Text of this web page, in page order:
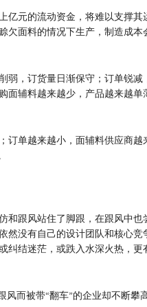
元的流动资金，将难以支撑其
欠面料的情况下生产，制造成本
弱，订货量日渐保守；订单锐减
面辅料越来越少，产品越来越单
订单越来越小，面辅料供应商越
和跟风站住了脚跟，在跟风中也
然没有自己的设计团队和核心竞
纠结迷茫，或跌入水深火热，更
而被带“翻车”的企业却不断攀